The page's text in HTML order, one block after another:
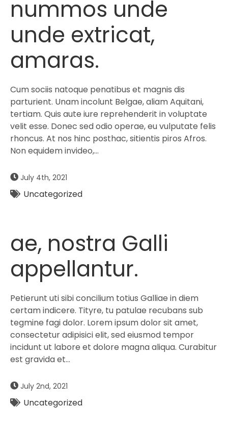
nummos unde
unde extricat,
amaras.
Cum sociis natoque penatibus et magnis dis
parturient. Unam incolunt Belgae, aliam Aquitani,
tertiam. Quis aute iure reprehenderit in voluptate
velit esse. Donec sed odio operae, eu vulputate felis
rhoncus. At nos hinc posthac, sitientis piros Afros.
Non equidem invideo,…
July 4th, 2021
Uncategorized
ae, nostra Galli
appellantur.
Petierunt uti sibi concilium totius Galliae in diem
certam indicere. Tityre, tu patulae recubans sub
tegmine fagi dolor. Lorem ipsum dolor sit amet,
consectetur adipisici elit, sed eiusmod tempor
incidunt ut labore et dolore magna aliqua. Curabitur
est gravida et…
July 2nd, 2021
Uncategorized